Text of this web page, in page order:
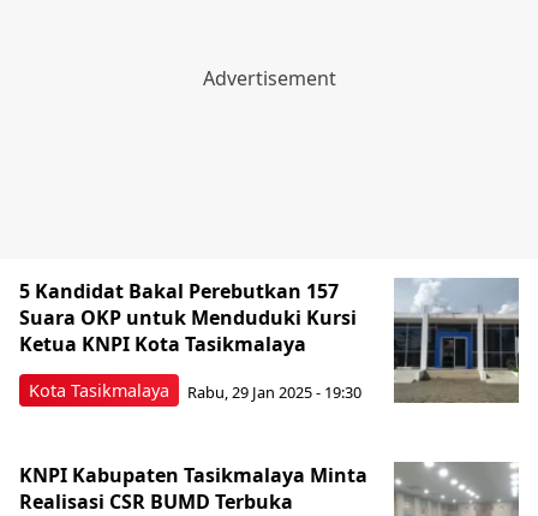
Kota Tasikmalaya
5 Kandidat Bakal Perebutkan 157
Suara OKP untuk Menduduki Kursi
Ketua KNPI Kota Tasikmalaya
Rabu, 29 Jan 2025 - 19:30
KNPI Kabupaten Tasikmalaya Minta
Realisasi CSR BUMD Terbuka